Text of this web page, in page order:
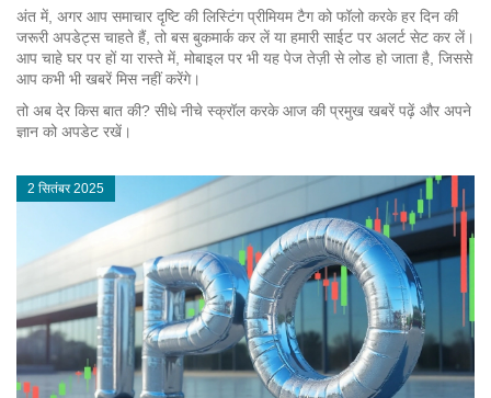
अंत में, अगर आप समाचार दृष्टि की लिस्टिंग प्रीमियम टैग को फॉलो करके हर दिन की
जरूरी अपडेट्स चाहते हैं, तो बस बुकमार्क कर लें या हमारी साईट पर अलर्ट सेट कर लें।
आप चाहे घर पर हों या रास्ते में, मोबाइल पर भी यह पेज तेज़ी से लोड हो जाता है, जिससे
आप कभी भी खबरें मिस नहीं करेंगे।
तो अब देर किस बात की? सीधे नीचे स्क्रॉल करके आज की प्रमुख खबरें पढ़ें और अपने
ज्ञान को अपडेट रखें।
2 सितंबर 2025